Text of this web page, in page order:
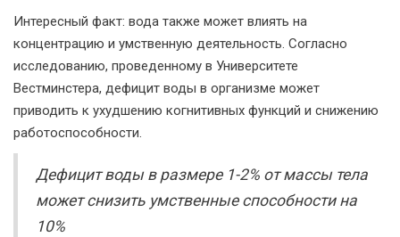
Интересный факт: вода также может влиять на
концентрацию и умственную деятельность. Согласно
исследованию, проведенному в Университете
Вестминстера, дефицит воды в организме может
приводить к ухудшению когнитивных функций и снижению
работоспособности.
Дефицит воды в размере 1-2% от массы тела
может снизить умственные способности на
10%